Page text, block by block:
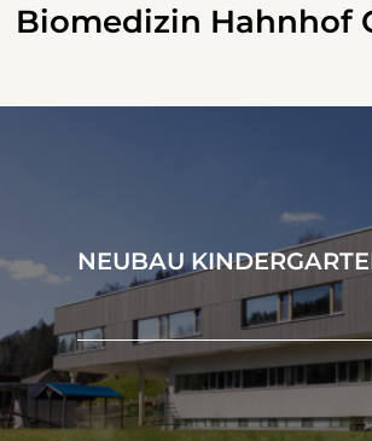
Biomedizin Hahnhof
NEUBAU